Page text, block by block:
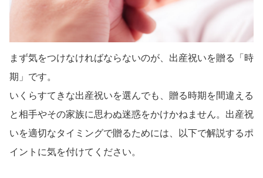
まず気をつけなければならないのが、出産祝いを贈る「時
期」です。
いくらすてきな出産祝いを選んでも、贈る時期を間違える
と相手やその家族に思わぬ迷惑をかけかねません。出産祝
いを適切なタイミングで贈るためには、以下で解説するポ
イントに気を付けてください。